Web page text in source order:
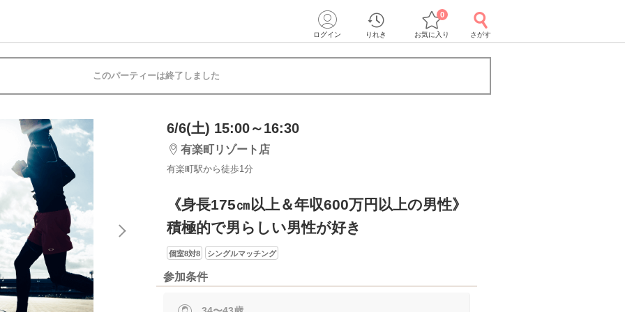
ログイン りれき お気に入り
0
さがす
このパーティーは終了しました
6/6(土) 15:00～16:30
有楽町リゾート店
有楽町駅から徒歩1分
《身長175㎝以上＆年収600万円以上の男性》
積極的で男らしい男性が好き
個室8対8 シングルマッチング
参加条件